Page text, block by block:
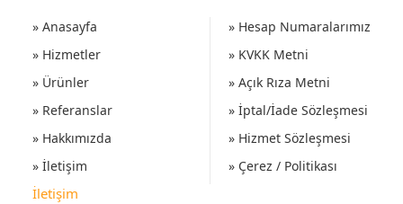
» Anasayfa
» Hizmetler
» Ürünler
» Referanslar
» Hakkımızda
» İletişim
» Hesap Numaralarımız
» KVKK Metni
» Açık Rıza Metni
» İptal/İade Sözleşmesi
» Hizmet Sözleşmesi
» Çerez / Politikası
İletişim